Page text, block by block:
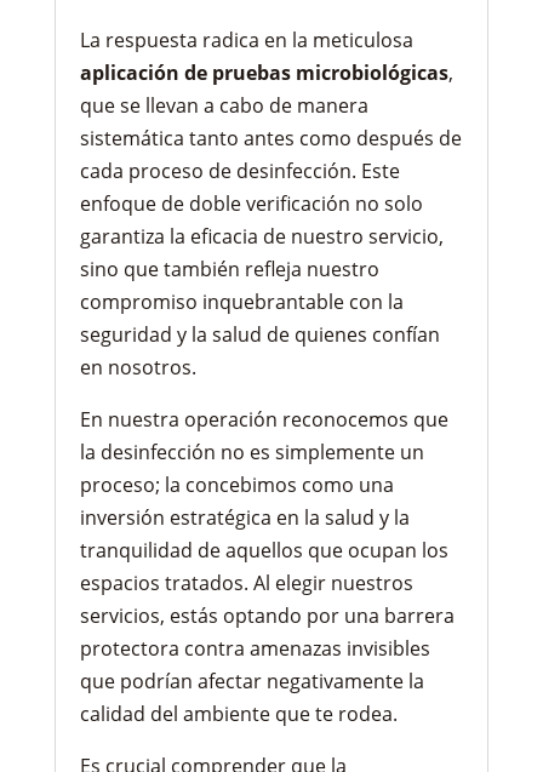
La respuesta radica en la meticulosa
aplicación de pruebas microbiológicas,
que se llevan a cabo de manera
sistemática tanto antes como después de
cada proceso de desinfección. Este
enfoque de doble verificación no solo
garantiza la eficacia de nuestro servicio,
sino que también refleja nuestro
compromiso inquebrantable con la
seguridad y la salud de quienes confían
en nosotros.
En nuestra operación reconocemos que
la desinfección no es simplemente un
proceso; la concebimos como una
inversión estratégica en la salud y la
tranquilidad de aquellos que ocupan los
espacios tratados. Al elegir nuestros
servicios, estás optando por una barrera
protectora contra amenazas invisibles
que podrían afectar negativamente la
calidad del ambiente que te rodea.
Es crucial comprender que la